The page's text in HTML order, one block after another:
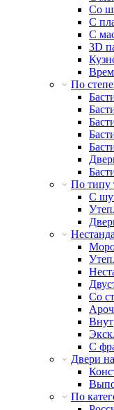
Со
С
С
3D
По
По типу
С
Со
С
Двери
По